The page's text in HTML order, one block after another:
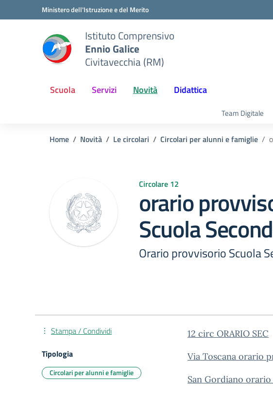
Vai ai contenuti
Vai al menu di navigazioneMinistero dell'Istruzione e del Merito
Istituto Comprensivo
Ennio Galice
Civitavecchia (RM)
Scuola Servizi Novità Didattica
Team Digitale
Home Novità Le circolari Circolari per alunni e famiglie
Circolare 12
orario
Scuola
Orario provvisorio Scuola
12 circ ORARIO SEC
Via Toscana orario
San Gordiano
Stampa / Condividi
Tipologia
Circolari per alunni e famiglie